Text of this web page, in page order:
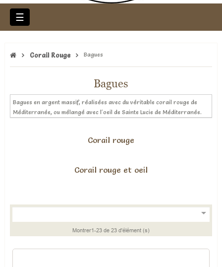
Basculer
la
☰
Corail Rouge Bagues
Bagues
Bagues en argent massif, réalisées avec du véritable corail rouge de
Méditerranée, ou mélangé avec l'oeil de Sainte Lucie de Méditerranée.
Corail rouge
Corail rouge et oeil

Montrer1-23 de 23 d'élément (s)